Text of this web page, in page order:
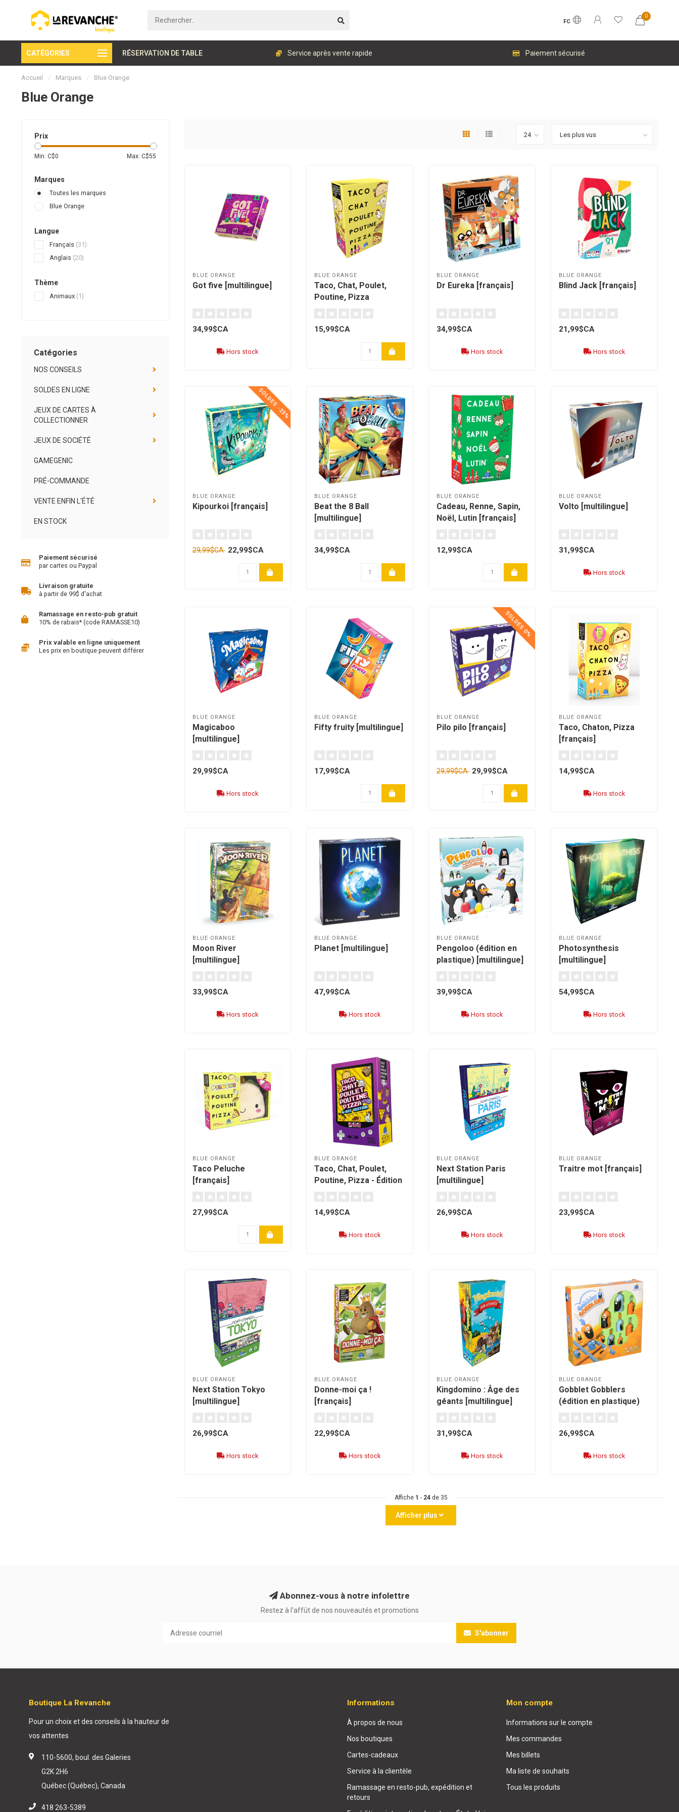
FC
0
CATÉGORIES RÉSERVATION DE TABLE
Paiement sécurisé Service après vente rapide Paiement sécurisé
Accueil / Marques / Blue Orange
Blue Orange
Prix
Min: C$0 Max: C$55
Marques
Toutes les marques
Blue Orange
Langue
Français (31)
Anglais (20)
Thème
Animaux (1)
Catégories
NOS CONSEILS
SOLDES EN LIGNE
JEUX DE CARTES À
COLLECTIONNER
JEUX DE SOCIÉTÉ
GAMEGENIC
PRÉ-COMMANDE
VENTE ENFIN L'ÉTÉ
EN STOCK
Paiement sécurisé
par cartes ou Paypal
Livraison gratuite
à partir de 99$ d'achat
Ramassage en resto-pub gratuit
10% de rabais* (code RAMASSE10)
Prix valable en ligne uniquement
Les prix en boutique peuvent différer
BLUE ORANGE
Got five [multilingue]
34,99$CA
Hors stock
BLUE ORANGE
Taco, Chat, Poulet,
Poutine, Pizza
15,99$CA
BLUE ORANGE
Dr Eureka [français]
34,99$CA
Hors stock
BLUE ORANGE
Blind Jack [français]
21,99$CA
Hors stock
SOLDES -23%
BLUE ORANGE
Kipourkoi [français]
29,99$CA 22,99$CA
BLUE ORANGE
Beat the 8 Ball
[multilingue]
34,99$CA
BLUE ORANGE
Cadeau, Renne, Sapin,
Noël, Lutin [français]
12,99$CA
BLUE ORANGE
Volto [multilingue]
31,99$CA
Hors stock
BLUE ORANGE
Magicaboo
[multilingue]
29,99$CA
Hors stock
BLUE ORANGE
Fifty fruity [multilingue]
17,99$CA
SOLDES 0%
BLUE ORANGE
Pilo pilo [français]
29,99$CA 29,99$CA
BLUE ORANGE
Taco, Chaton, Pizza
[français]
14,99$CA
Hors stock
BLUE ORANGE
Moon River
[multilingue]
33,99$CA
Hors stock
BLUE ORANGE
Planet [multilingue]
47,99$CA
Hors stock
BLUE ORANGE
Pengoloo (édition en
plastique) [multilingue]
39,99$CA
Hors stock
BLUE ORANGE
Photosynthesis
[multilingue]
54,99$CA
Hors stock
BLUE ORANGE
Taco Peluche
[français]
27,99$CA
BLUE ORANGE
Taco, Chat, Poulet,
Poutine, Pizza - Édition
14,99$CA
Hors stock
BLUE ORANGE
Next Station Paris
[multilingue]
26,99$CA
Hors stock
BLUE ORANGE
Traitre mot [français]
23,99$CA
Hors stock
BLUE ORANGE
Next Station Tokyo
[multilingue]
26,99$CA
Hors stock
BLUE ORANGE
Donne-moi ça !
[français]
22,99$CA
Hors stock
BLUE ORANGE
Kingdomino : Âge des
géants [multilingue]
31,99$CA
Hors stock
BLUE ORANGE
Gobblet Gobblers
(édition en plastique)
26,99$CA
Hors stock
Affiche 1 - 24de 35
Afficher plus
Abonnez-vous à notre infolettre
Restez à l'affût de nos nouveautés et promotions
S'abonner
Boutique La Revanche
Pour un choix et des conseils à la hauteur de
vos attentes
110-5600, boul. des Galeries
G2K 2H6
Québec (Québec), Canada
418 263-5389
Informations
À propos de nous
Nos boutiques
Cartes-cadeaux
Service à la clientèle
Ramassage en resto-pub, expédition et
retours
Mon compte
Informations sur le compte
Mes commandes
Mes billets
Ma liste de souhaits
Tous les produits